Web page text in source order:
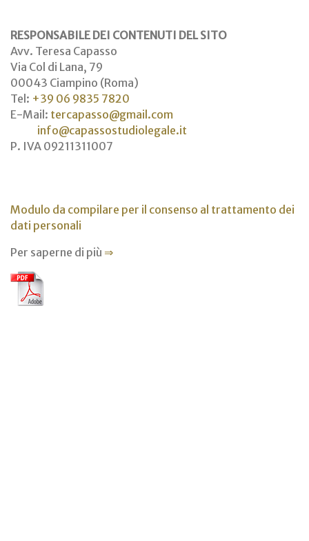
RESPONSABILE DEI CONTENUTI DEL SITO
Avv. Teresa Capasso
Via Col di Lana, 79
00043 Ciampino (Roma)
Tel: +39 06 9835 7820
E-Mail: tercapasso@gmail.com
info@capassostudiolegale.it
P. IVA 09211311007
Modulo da compilare per il consenso al trattamento dei
dati personali
Per saperne di più ⇒